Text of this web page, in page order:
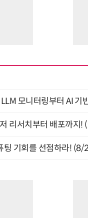
모니터링부터 AI
리서치부터 배포까지!
팅 기회를 선점하라! (8/